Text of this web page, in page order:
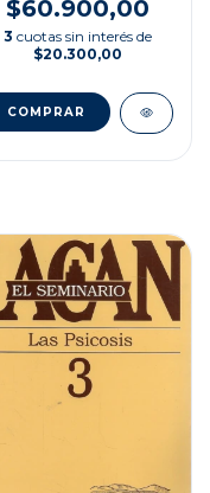
$60.900,00
3 cuotas sin interés de
$20.300,00